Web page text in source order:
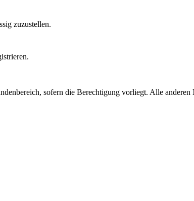
zuzustellen.
sofern die Berechtigung vorliegt. Alle